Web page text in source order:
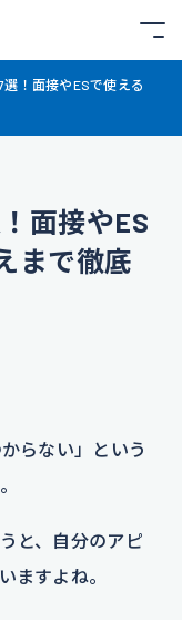
！面接やESで使える
面接やES
まで徹底
らない」という
と、自分のアピ
ますよね。